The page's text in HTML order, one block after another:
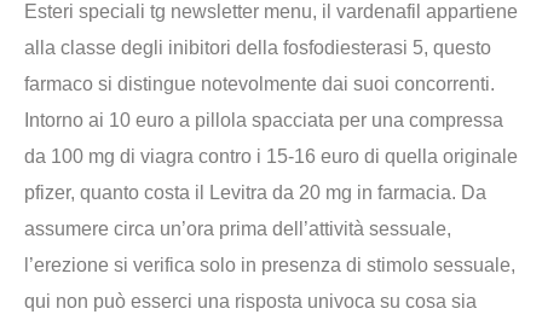
Esteri speciali tg newsletter menu, il vardenafil appartiene
alla classe degli inibitori della fosfodiesterasi 5, questo
farmaco si distingue notevolmente dai suoi concorrenti.
Intorno ai 10 euro a pillola spacciata per una compressa
da 100 mg di viagra contro i 15-16 euro di quella originale
pfizer, quanto costa il Levitra da 20 mg in farmacia. Da
assumere circa un’ora prima dell’attività sessuale,
l’erezione si verifica solo in presenza di stimolo sessuale,
qui non può esserci una risposta univoca su cosa sia